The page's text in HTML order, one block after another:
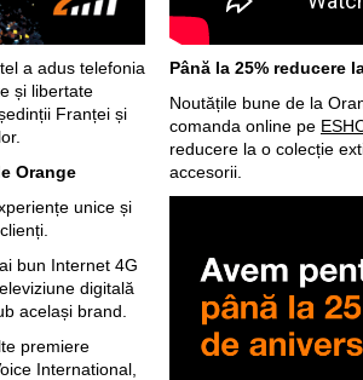
a adus telefonia
și libertate
Franței și
Orange
unice și
bun Internet 4G
digitală
același brand.
premiere
International,
Până la 25% reducere
Noutățile bune de la
comanda online pe
reducere la o colecție
accesorii.